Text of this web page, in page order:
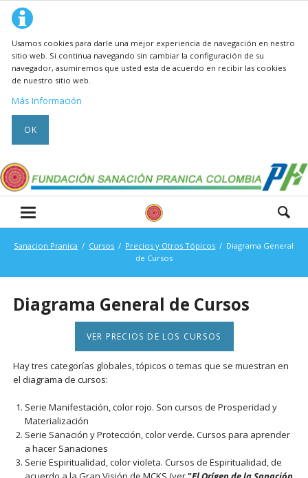
Usamos cookies para darle una mejor experiencia de navegación en nestro
sitio web. Si continua navegando sin cambiar la configuración de su
navegador, asumiremos que usted esta de acuerdo en recibir las cookies
de nuestro sitio web.
Más Información
OK
Sanacion Pranica Cursos Precios y Otros Tópicos
Diagrama General
de Cursos
Diagrama General de Cursos
VER PRECIOS DE LOS CURSOS
Hay tres categorías globales, tópicos o temas que se muestran en
el diagrama de cursos:
Serie Manifestación, color rojo. Son cursos de Prosperidad y
Materialización
Serie Sanación y Protección, color verde. Cursos para aprender
a hacer Sanaciones
Serie Espiritualidad, color violeta. Cursos de Espiritualidad, de